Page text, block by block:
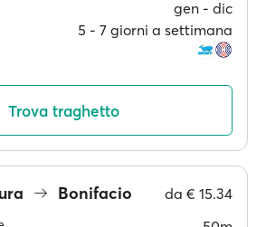
gen ‐ dic
5 ‐ 7 giorni a settimana
Trova traghetto
Bonifacio da € 15.34